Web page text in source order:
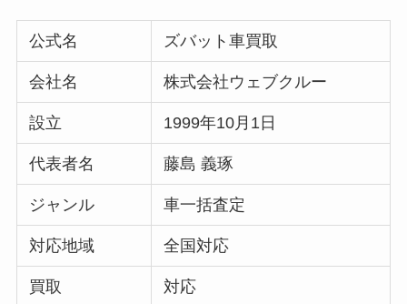
公式名 ズバット車買取
会社名 株式会社ウェブクルー
設立 1999年10月1日
代表者名 藤島 義琢
ジャンル 車一括査定
対応地域 全国対応
買取 対応